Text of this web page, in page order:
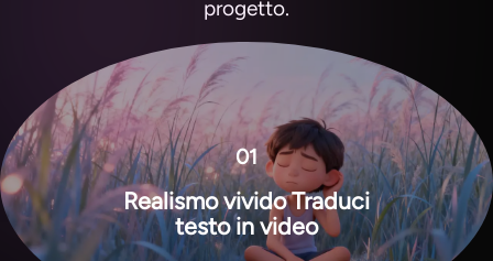
progetto.
01
Realismo vivido Traduci
testo in video